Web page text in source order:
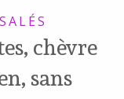
chèvre
sans